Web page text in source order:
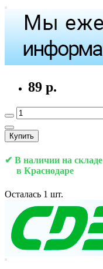
89 р.
Купить
✔ В наличии на складе
в Краснодаре
Осталась 1 шт.